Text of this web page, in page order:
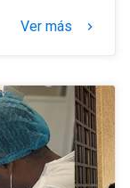
Ver más keyboard_arrow_right